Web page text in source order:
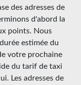
des adresses de
d'abord la
points. Nous
estimée du
votre prochaine
du tarif de taxi
Les adresses de